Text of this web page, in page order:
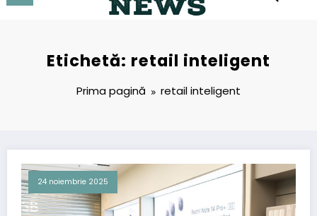
Etichetă: retail inteligent
Prima pagină retail inteligent
24 noiembrie 2025